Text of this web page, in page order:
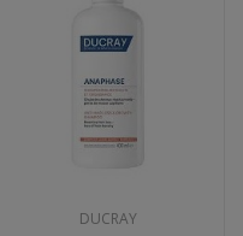
DUCRAY